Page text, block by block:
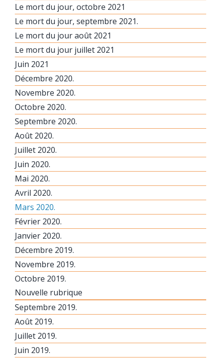
Le mort du jour, octobre 2021
Le mort du jour, septembre 2021.
Le mort du jour août 2021
Le mort du jour juillet 2021
Juin 2021
Décembre 2020.
Novembre 2020.
Octobre 2020.
Septembre 2020.
Août 2020.
Juillet 2020.
Juin 2020.
Mai 2020.
Avril 2020.
Mars 2020.
Février 2020.
Janvier 2020.
Décembre 2019.
Novembre 2019.
Octobre 2019.
Nouvelle rubrique
Septembre 2019.
Août 2019.
Juillet 2019.
Juin 2019.